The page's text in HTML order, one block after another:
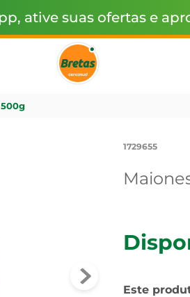
ative suas ofertas e
1729655
Este